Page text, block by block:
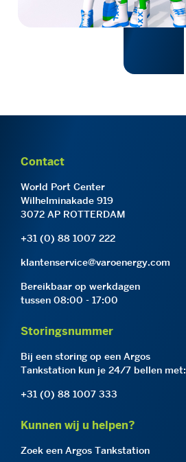
Contact
World Port Center
Wilhelminakade 919
3072 AP ROTTERDAM
+31 (0) 88 1007 222
klantenservice@varoenergy.com
Bereikbaar op werkdagen
tussen 08:00 - 17:00
Storingsnummer
Bij een storing op een Argos
Tankstation kun je 24/7 bellen met:
+31 (0) 88 1007 333
Kunnen wij u helpen?
Zoek een Argos Tankstation